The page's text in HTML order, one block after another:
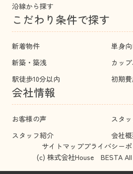
沿線から探す
こだわり条件で探す
新着物件
単身
新築・築浅
カッ
駅徒歩10分以内
初期
会社情報
お客様の声
スタ
スタッフ紹介
会社
サイトマッププライバシー
(c) 株式会社House BESTA All